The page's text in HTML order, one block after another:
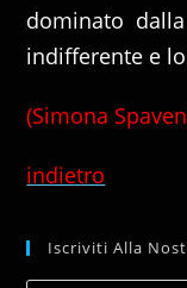
dominato
indifferente e
(Simona
indietro
Iscriviti Alla